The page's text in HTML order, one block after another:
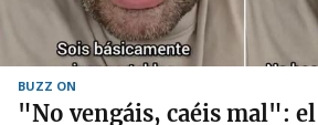
BUZZ ON
"No vengáis, caéis mal":